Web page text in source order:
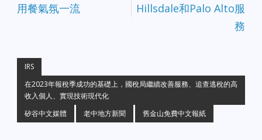
用餐氣氛一流
Hillsdale和Palo Alto服
務
IRS
在2023年報稅季成功的基礎上，國稅局繼續改善服務、追查逃稅的高
收入個人、實現技術現代化
矽谷中文媒體
老中地方新聞 舊金山免費中文報紙